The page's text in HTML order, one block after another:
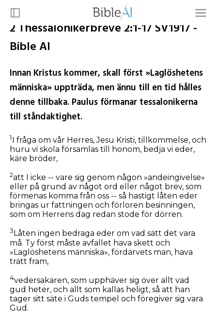
2 Thessalonikerbreve 2:1-17 SV1917 -
Bible AI
Innan Kristus kommer, skall först »Laglöshetens
människa» uppträda, men ännu till en tid hålles
denne tillbaka. Paulus förmanar tessalonikerna
till ståndaktighet.
1I fråga om vår Herres, Jesu Kristi, tillkommelse, och
huru vi skola församlas till honom, bedja vi eder,
käre bröder,
2att I icke -- vare sig genom någon »andeingivelse»
eller på grund av något ord eller något brev, som
förmenas komma från oss -- så hastigt låten eder
bringas ur fattningen och förloren besinningen,
som om Herrens dag redan stode för dörren.
3 Låten ingen bedraga eder om vad sätt det vara
må. Ty först måste avfallet hava skett och
»Laglöshetens människa», fördärvets man, hava
trätt fram,
4vedersakaren, som upphäver sig över allt vad
gud heter, och allt som kallas heligt, så att han
tager sitt säte i Guds tempel och föregiver sig vara
Gud.